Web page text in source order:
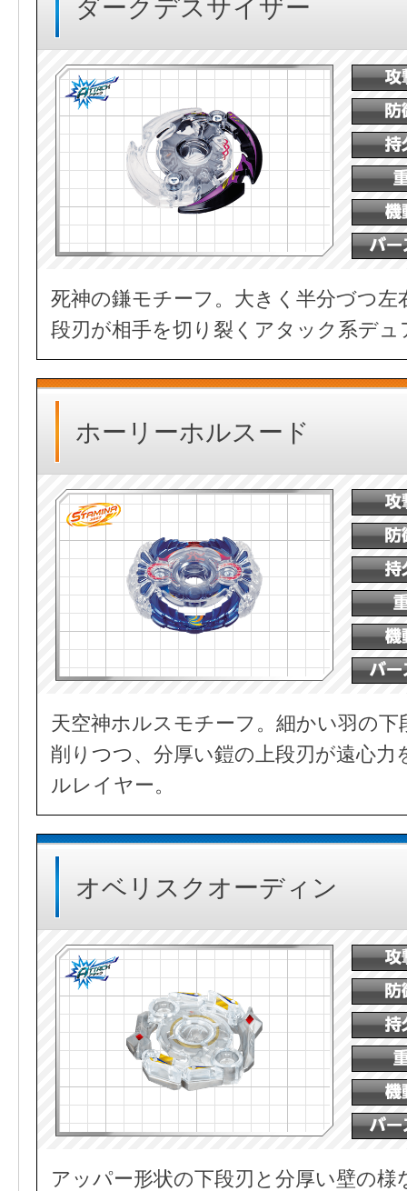
ダークデスサイザー
死神の鎌モチーフ。大きく半分づつ
段刃が相手を切り裂くアタック系デ
ホーリーホルスード
天空神ホルスモチーフ。細かい羽の
削りつつ、分厚い鎧の上段刃が遠心
ルレイヤー。
オベリスクオーディン
アッパー形状の下段刃と分厚い壁の